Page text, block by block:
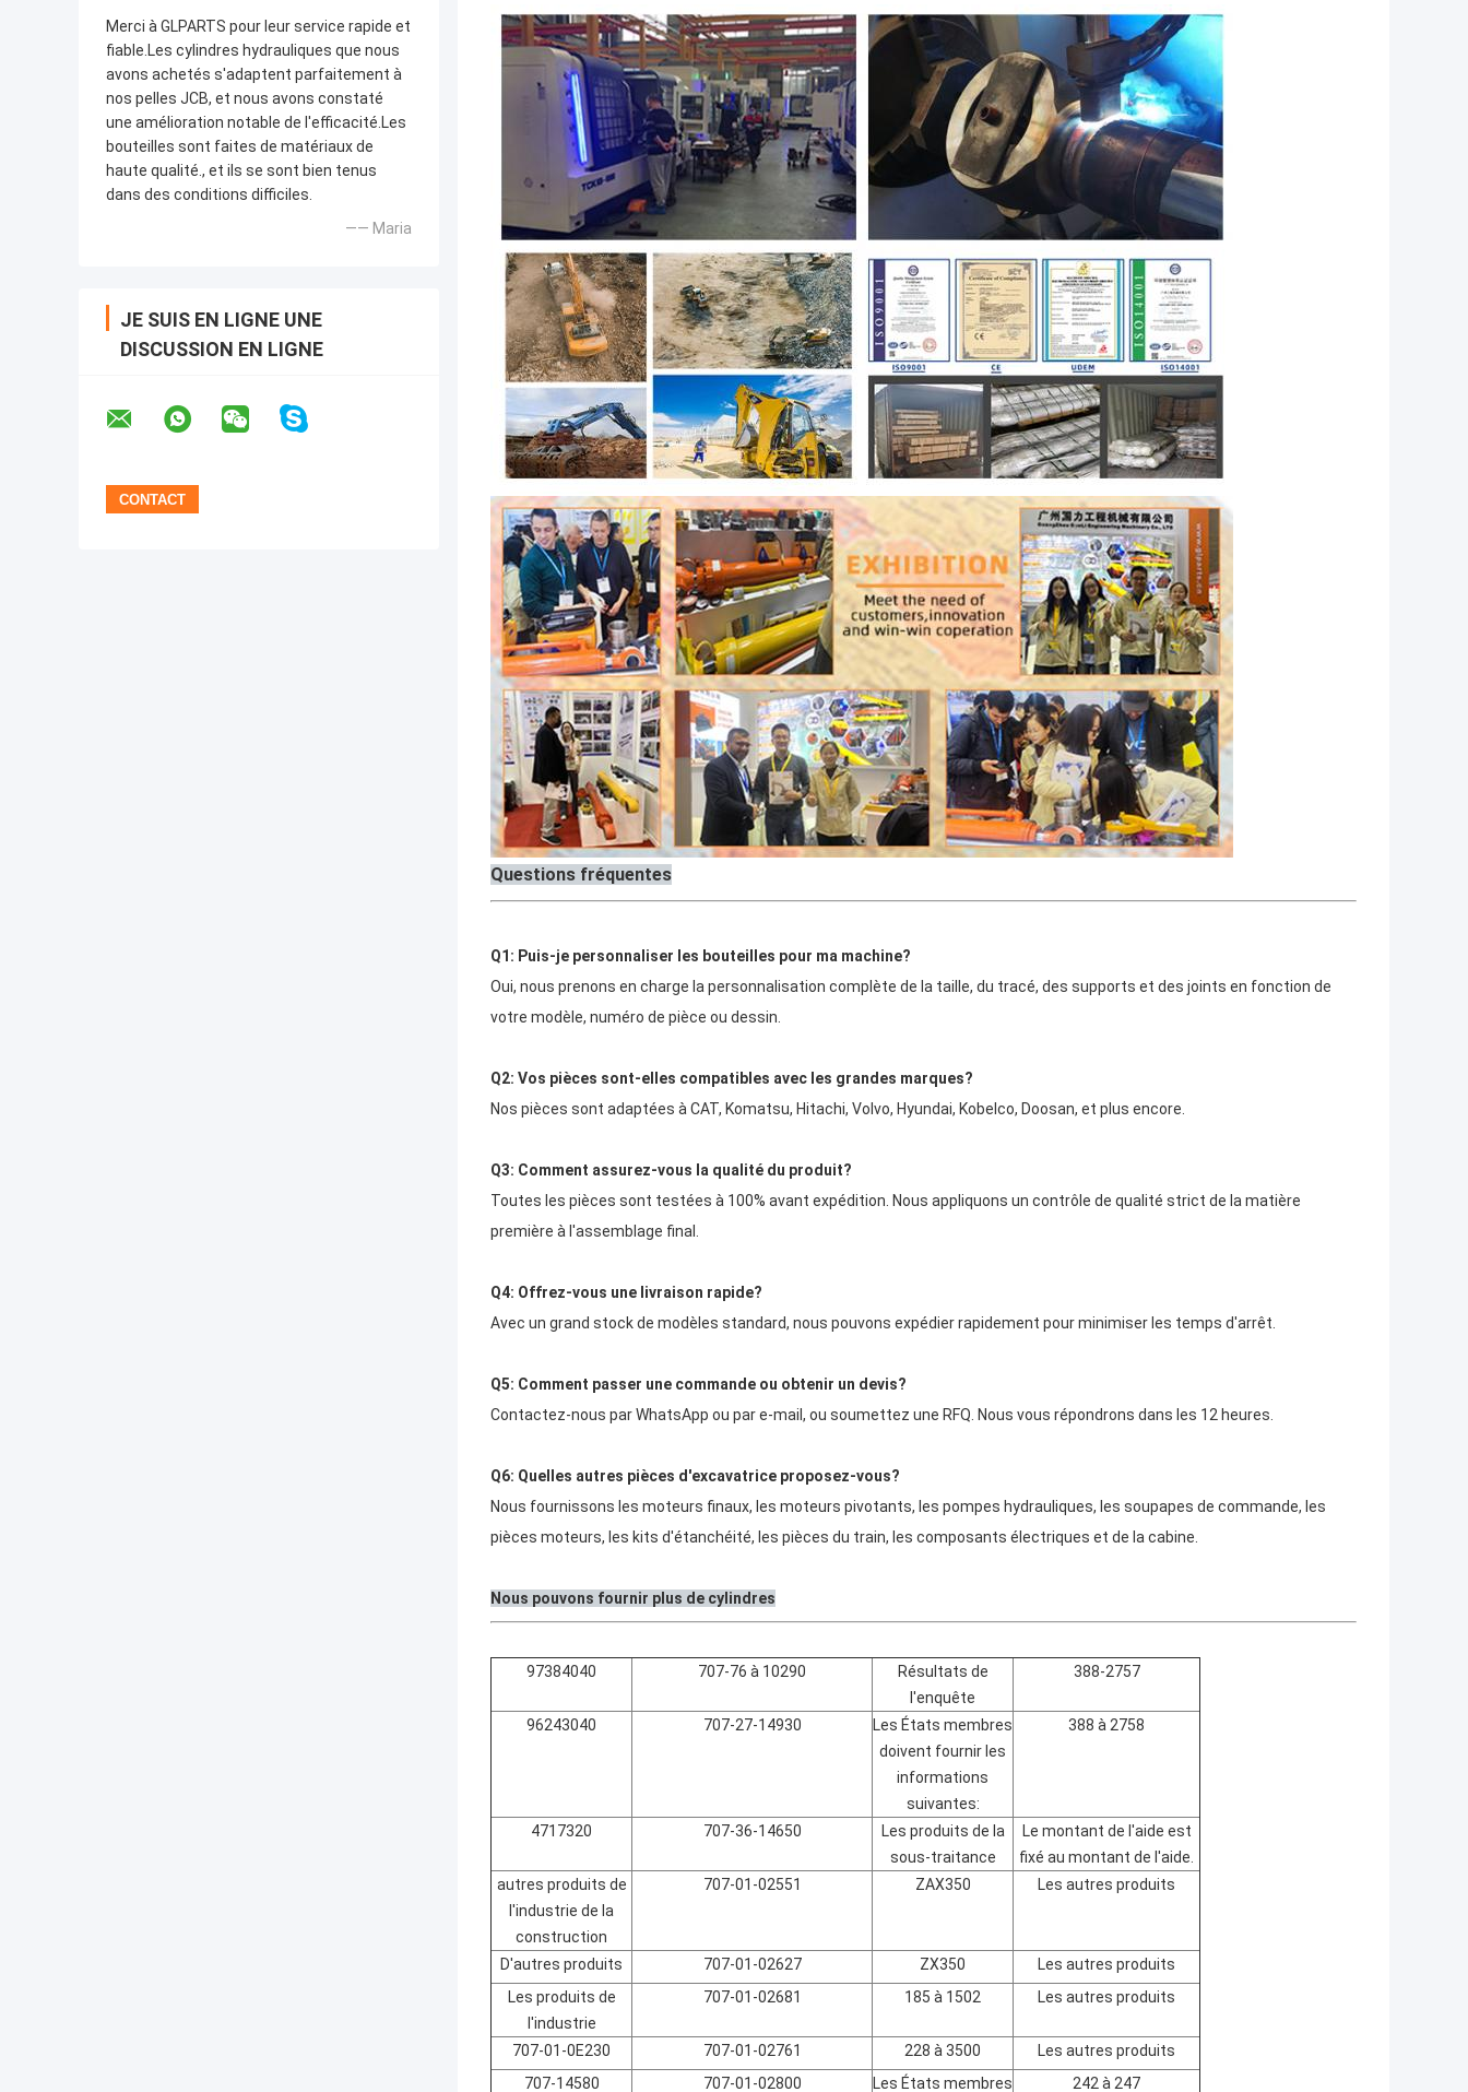
Merci à GLPARTS pour leur service rapide et
fiable.Les cylindres hydrauliques que nous
avons achetés s'adaptent parfaitement à
nos pelles JCB, et nous avons constaté
une amélioration notable de l'efficacité.Les
bouteilles sont faites de matériaux de
haute qualité., et ils se sont bien tenus
dans des conditions difficiles.
—— Maria
JE SUIS EN LIGNE UNE
DISCUSSION EN LIGNE
Questions fréquentes
Q1: Puis-je personnaliser les bouteilles pour ma machine?
Oui, nous prenons en charge la personnalisation complète de la taille, du tracé, des supports et des joints en fonction de
votre modèle, numéro de pièce ou dessin.
Q2: Vos pièces sont-elles compatibles avec les grandes marques?
Nos pièces sont adaptées à CAT, Komatsu, Hitachi, Volvo, Hyundai, Kobelco, Doosan, et plus encore.
Q3: Comment assurez-vous la qualité du produit?
Toutes les pièces sont testées à 100% avant expédition. Nous appliquons un contrôle de qualité strict de la matière
première à l'assemblage final.
Q4: Offrez-vous une livraison rapide?
Avec un grand stock de modèles standard, nous pouvons expédier rapidement pour minimiser les temps d'arrêt.
Q5: Comment passer une commande ou obtenir un devis?
Contactez-nous par WhatsApp ou par e-mail, ou soumettez une RFQ. Nous vous répondrons dans les 12 heures.
Q6: Quelles autres pièces d'excavatrice proposez-vous?
Nous fournissons les moteurs finaux, les moteurs pivotants, les pompes hydrauliques, les soupapes de commande, les
pièces moteurs, les kits d'étanchéité, les pièces du train, les composants électriques et de la cabine.
Nous pouvons fournir plus de cylindres
97384040 707-76 à 10290
Résultats de
l'enquête
388-2757
96243040 707-27-14930
Les États membres
doivent fournir les
informations
suivantes:
388 à 2758
4717320 707-36-14650
Les produits de la
sous-traitance
Le montant de l'aide est
fixé au montant de l'aide.
autres produits de
l'industrie de la
construction
707-01-02551 ZAX350 Les autres produits
D'autres produits 707-01-02627 ZX350
Les autres produits
Les produits de
l'industrie
707-01-02681 185 à 1502 Les autres produits
707-01-0E230 707-01-02761 228 à 3500
Les autres produits
707-14580
707-01-02800 Les États membres 242 à 247